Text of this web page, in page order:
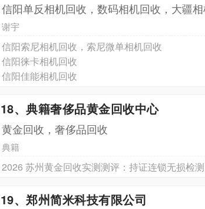
信阳单反相机回收，数码相机回收，大疆
谢宇
信阳索尼相机回收，索尼微单相机回收
信阳徕卡相机回收
信阳佳能相机回收
18、典籍奢侈品黄金回收中心
黄金回收，奢侈品回收
典籍
2026 苏州黄金回收实测测评：持证连锁无损检
19、郑州简米科技有限公司